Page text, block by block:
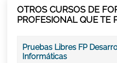
OTROS CURSOS DE
PROFESIONAL QUE TE
Pruebas Libres FP
Informáticas